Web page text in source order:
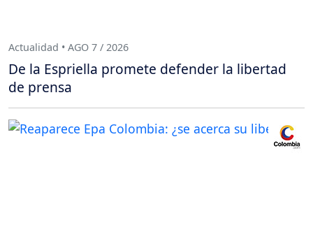
Actualidad • AGO 7 / 2026
De la Espriella promete defender la libertad
de prensa